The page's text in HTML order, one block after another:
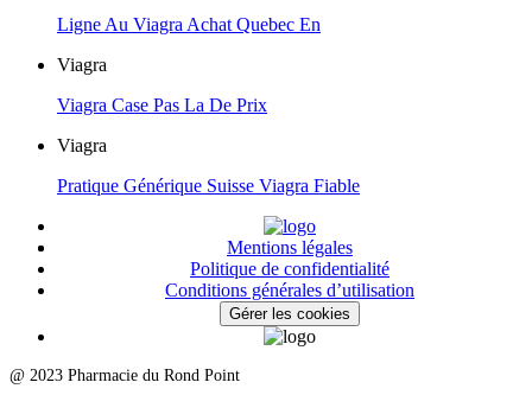
Ligne Au Viagra Achat Quebec En
Viagra
Viagra Case Pas La De Prix
Viagra
Pratique Générique Suisse Viagra Fiable
Mentions légales
Politique de confidentialité
Conditions générales d’utilisation
Gérer les cookies
@ 2023 Pharmacie du Rond Point